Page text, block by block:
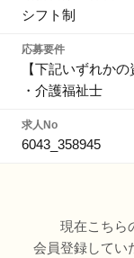
シフト制
応募要件
【下記いずれかの
・介護福祉士
求人No
6043_358945
現在こちら
会員登録してい